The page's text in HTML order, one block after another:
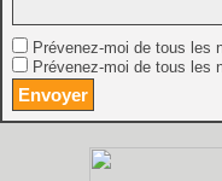
Prévenez-moi de tous les
Prévenez-moi de tous les